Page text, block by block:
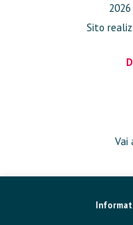
Sito
Vai